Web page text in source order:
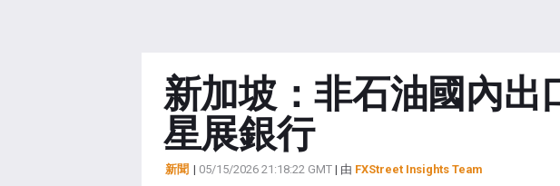
新加坡：非石油國內出
星展銀行
新聞 | 05/15/2026 21:18:22 GMT| 由 FXStreet Insights Team